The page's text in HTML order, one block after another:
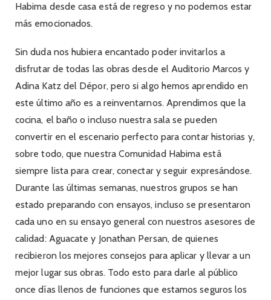
Habima desde casa está de regreso y no podemos estar
más emocionados.
Sin duda nos hubiera encantado poder invitarlos a
disfrutar de todas las obras desde el Auditorio Marcos y
Adina Katz del Dépor, pero si algo hemos aprendido en
este último año es a reinventarnos. Aprendimos que la
cocina, el baño o incluso nuestra sala se pueden
convertir en el escenario perfecto para contar historias y,
sobre todo, que nuestra Comunidad Habima está
siempre lista para crear, conectar y seguir expresándose.
Durante las últimas semanas, nuestros grupos se han
estado preparando con ensayos, incluso se presentaron
cada uno en su ensayo general con nuestros asesores de
calidad: Aguacate y Jonathan Persan, de quienes
recibieron los mejores consejos para aplicar y llevar a un
mejor lugar sus obras. Todo esto para darle al público
once días llenos de funciones que estamos seguros los